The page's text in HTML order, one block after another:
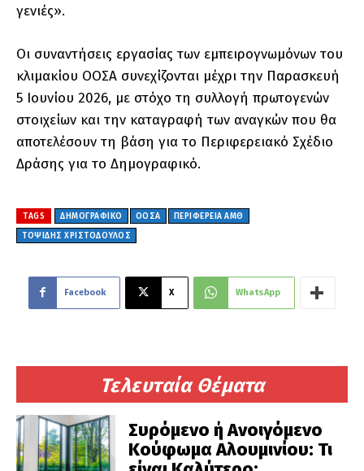
Τελευταία Θέματα
Συρόμενο ή Ανοιγόμενο
Κούφωμα Αλουμινίου: Τι
γενιές».
Οι συναντήσεις εργασίας των εμπειρογνωμόνων του
κλιμακίου ΟΟΣΑ συνεχίζονται μέχρι την Παρασκευή
5 Ιουνίου 2026, με στόχο τη συλλογή πρωτογενών
στοιχείων και την καταγραφή των αναγκών που θα
αποτελέσουν τη βάση για το Περιφερειακό Σχέδιο
Δράσης για το Δημογραφικό.
TAGS ΔΗΜΟΓΡΑΦΙΚΟ ΟΟΣΑ
ΠΕΡΙΦΕΡΕΙΑ ΑΜΘ
ΤΟΨΙΔΗΣ ΧΡΙΣΤΟΔΟΥΛΟΣ
Facebook X WhatsApp